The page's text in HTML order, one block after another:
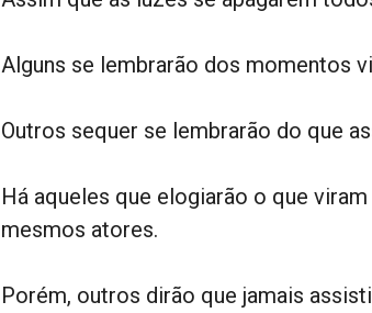
Alguns se lembrarão dos momentos
Outros sequer se lembrarão do que
Há aqueles que elogiarão o que
mesmos atores.
Porém, outros dirão que jamais